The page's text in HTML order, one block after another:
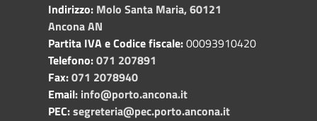
Indirizzo: Molo Santa Maria, 60121
Ancona AN
Partita IVA e Codice fiscale:00093910420
Telefono:071 207891
Fax:071 2078940
Email: info@porto.ancona.it
PEC:segreteria@pec.porto.ancona.it